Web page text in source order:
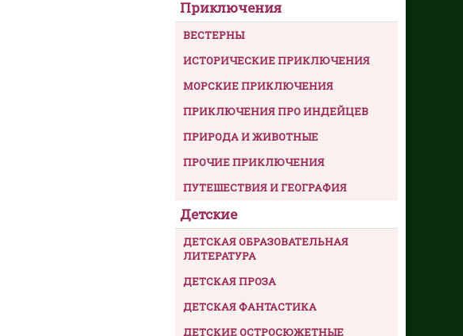
Приключения
ВЕСТЕРНЫ
ИСТОРИЧЕСКИЕ ПРИКЛЮЧЕНИЯ
МОРСКИЕ ПРИКЛЮЧЕНИЯ
ПРИКЛЮЧЕНИЯ ПРО ИНДЕЙЦЕВ
ПРИРОДА И ЖИВОТНЫЕ
ПРОЧИЕ ПРИКЛЮЧЕНИЯ
ПУТЕШЕСТВИЯ И ГЕОГРАФИЯ
Детские
ДЕТСКАЯ ОБРАЗОВАТЕЛЬНАЯ
ЛИТЕРАТУРА
ДЕТСКАЯ ПРОЗА
ДЕТСКАЯ ФАНТАСТИКА
ДЕТСКИЕ ОСТРОСЮЖЕТНЫЕ